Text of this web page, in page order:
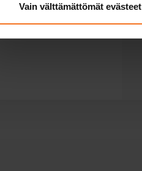
Vain välttämättömät evästeet